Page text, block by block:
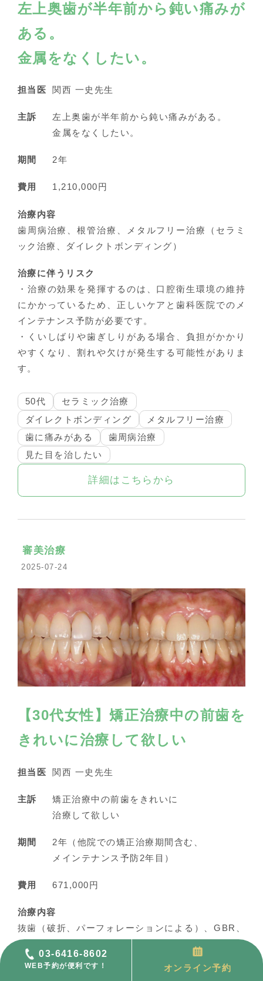
左上奥歯が半年前から鈍い痛みが
ある。
金属をなくしたい。
担当医 関西 一史先生
主訴
左上奥歯が半年前から鈍い痛みがある。
金属をなくしたい。
期間 2年
費用 1,210,000円
治療内容
歯周病治療、根管治療、メタルフリー治療（セラミ
ック治療、ダイレクトボンディング）
治療に伴うリスク
・治療の効果を発揮するのは、口腔衛生環境の維持
にかかっているため、正しいケアと歯科医院でのメ
インテナンス予防が必要です。
・くいしばりや歯ぎしりがある場合、負担がかかり
やすくなり、割れや欠けが発生する可能性がありま
す。
50代
セラミック治療
ダイレクトボンディング
メタルフリー治療
歯に痛みがある
歯周病治療
見た目を治したい
詳細はこちらから
審美治療
2025-07-24
【30代女性】矯正治療中の前歯を
きれいに治療して欲しい
担当医 関西 一史先生
主訴
矯正治療中の前歯をきれいに
治療して欲しい
期間
2年（他院での矯正治療期間含む、
メインテナンス予防2年目）
費用 671,000円
治療内容
抜歯（破折、パーフォレーションによる）、GBR、
ホワイトニング、セラミック治療
治療に伴うリスク
03-6416-8602
WEB予約が便利です！ オンライン予約